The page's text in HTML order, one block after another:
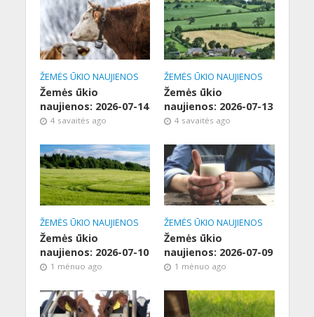
ŽEMĖS ŪKIO NAUJIENOS
Žemės ūkio
naujienos: 2026-07-14
4 savaitės ago
ŽEMĖS ŪKIO NAUJIENOS
Žemės ūkio
naujienos: 2026-07-13
4 savaitės ago
ŽEMĖS ŪKIO NAUJIENOS
Žemės ūkio
naujienos: 2026-07-10
1 mėnuo ago
ŽEMĖS ŪKIO NAUJIENOS
Žemės ūkio
naujienos: 2026-07-09
1 mėnuo ago